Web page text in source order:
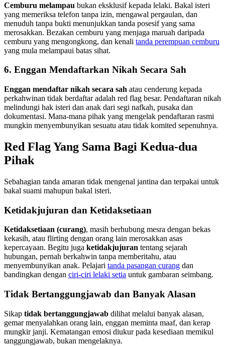
Cemburu melampau bukan eksklusif kepada lelaki. Bakal isteri
yang memeriksa telefon tanpa izin, mengawal pergaulan, dan
menuduh tanpa bukti menunjukkan tanda posesif yang sama
merosakkan. Bezakan cemburu yang menjaga maruah daripada
cemburu yang mengongkong, dan kenali tanda perempuan cemburu
yang mula melampaui batas sihat.
6. Enggan Mendaftarkan Nikah Secara Sah
Enggan mendaftar nikah secara sah atau cenderung kepada
perkahwinan tidak berdaftar adalah red flag besar. Pendaftaran nikah
melindungi hak isteri dan anak dari segi nafkah, pusaka dan
dokumentasi. Mana-mana pihak yang mengelak pendaftaran rasmi
mungkin menyembunyikan sesuatu atau tidak komited sepenuhnya.
Red Flag Yang Sama Bagi Kedua-dua
Pihak
Sebahagian tanda amaran tidak mengenal jantina dan terpakai untuk
bakal suami mahupun bakal isteri.
Ketidakjujuran dan Ketidaksetiaan
Ketidaksetiaan (curang), masih berhubung mesra dengan bekas
kekasih, atau flirting dengan orang lain merosakkan asas
kepercayaan. Begitu juga ketidakjujuran tentang sejarah
hubungan, pernah berkahwin tanpa memberitahu, atau
menyembunyikan anak. Pelajari tanda pasangan curang dan
bandingkan dengan ciri-ciri lelaki setia untuk gambaran seimbang.
Tidak Bertanggungjawab dan Banyak Alasan
Sikap tidak bertanggungjawab dilihat melalui banyak alasan,
gemar menyalahkan orang lain, enggan meminta maaf, dan kerap
mungkir janji. Kematangan emosi diukur pada kesediaan memikul
tanggungjawab, bukan mengelaknya.